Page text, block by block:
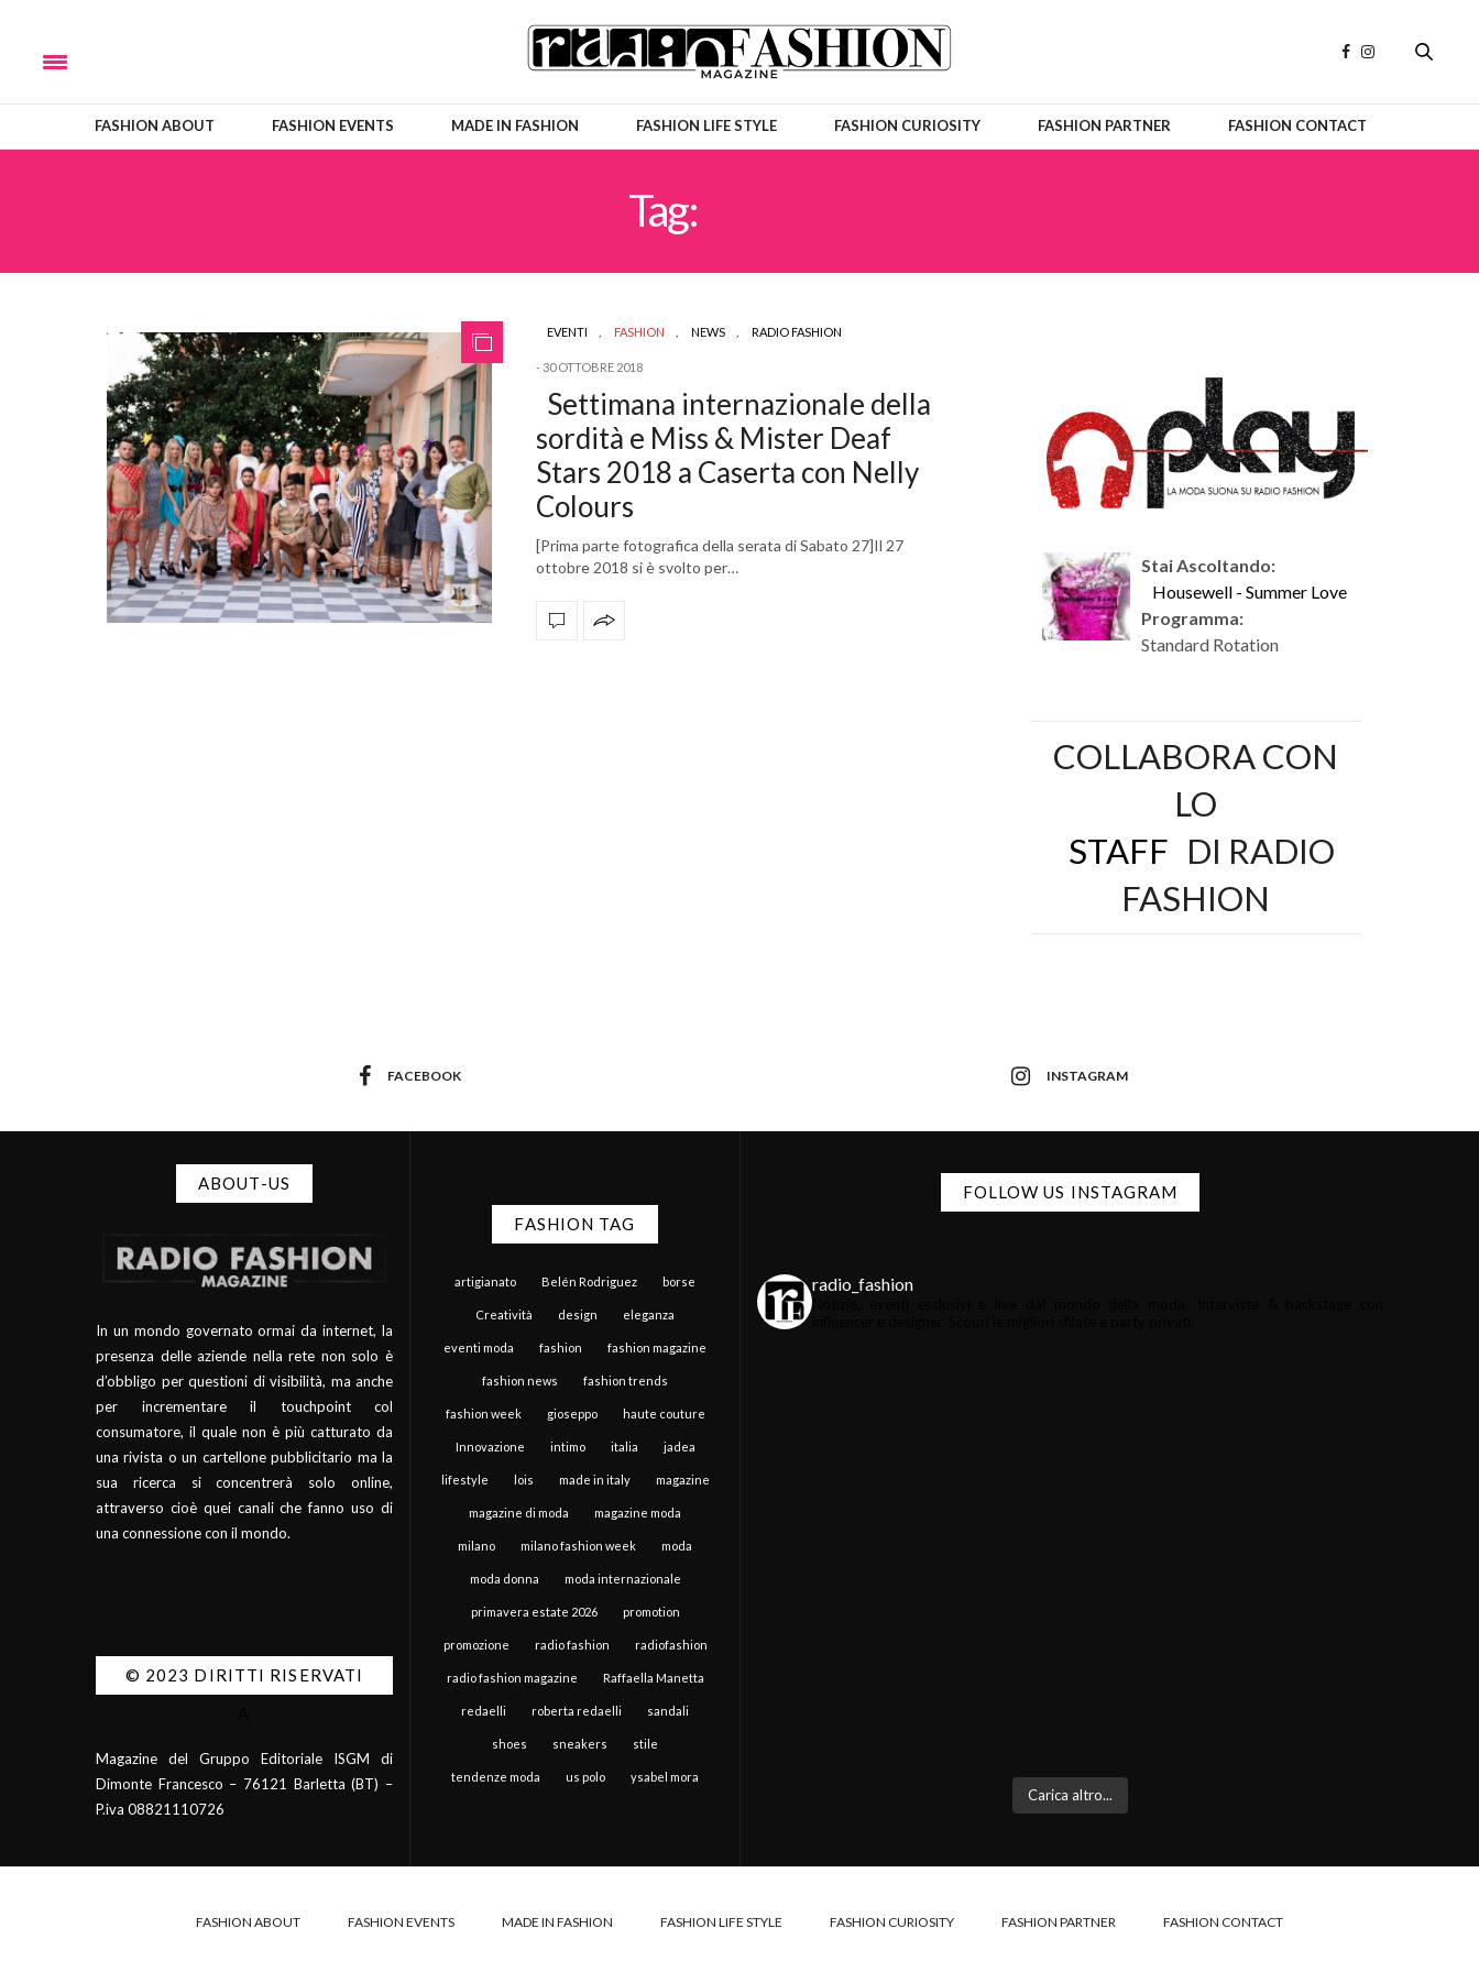
FASHION ABOUT FASHION EVENTS MADE IN FASHION FASHION LIFE STYLE FASHION CURIOSITY FASHION PARTNER FASHION CONTACT
Tag:
EVENTI , FASHION , NEWS , RADIO FASHION
30 OTTOBRE 2018
Settimana internazionale della
sordità e Miss & Mister Deaf
Stars 2018 a Caserta con Nelly
Colours
[Prima parte fotografica della serata di Sabato 27]Il 27
ottobre 2018 si è svolto per…
Stai Ascoltando:
Housewell - Summer Love
Programma:
Standard Rotation
COLLABORA CON
LO
STAFF DI RADIO
FASHION
FACEBOOK INSTAGRAM
ABOUT-US
In un mondo governato ormai da internet, la
presenza delle aziende nella rete non solo è
d’obbligo per questioni di visibilità, ma anche
per incrementare il touchpoint col
consumatore, il quale non è più catturato da
una rivista o un cartellone pubblicitario ma la
sua ricerca si concentrerà solo online,
attraverso cioè quei canali che fanno uso di
una connessione con il mondo.
© 2023 DIRITTI RISERVATI
Magazine del Gruppo Editoriale ISGM di
Dimonte Francesco – 76121 Barletta (BT) –
P.iva 08821110726
FASHION TAG
artigianato Belén Rodriguez borse
Creatività design eleganza
eventi moda fashion fashion magazine
fashion news fashion trends
fashion week gioseppo haute couture
Innovazione intimo italia jadea
lifestyle lois made in italy magazine
magazine di moda magazine moda
milano milano fashion week moda
moda donna moda internazionale
primavera estate 2026 promotion
promozione radio fashion radiofashion
radio fashion magazine Raffaella Manetta
redaelli roberta redaelli sandali
shoes sneakers stile
tendenze moda us polo ysabel mora
FOLLOW US INSTAGRAM
radio_fashion
Carica altro...
FASHION ABOUT FASHION EVENTS MADE IN FASHION FASHION LIFE STYLE FASHION CURIOSITY FASHION PARTNER FASHION CONTACT